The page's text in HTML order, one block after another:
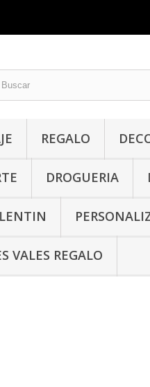
REGALO
DROGUERIA
VALES REGALO